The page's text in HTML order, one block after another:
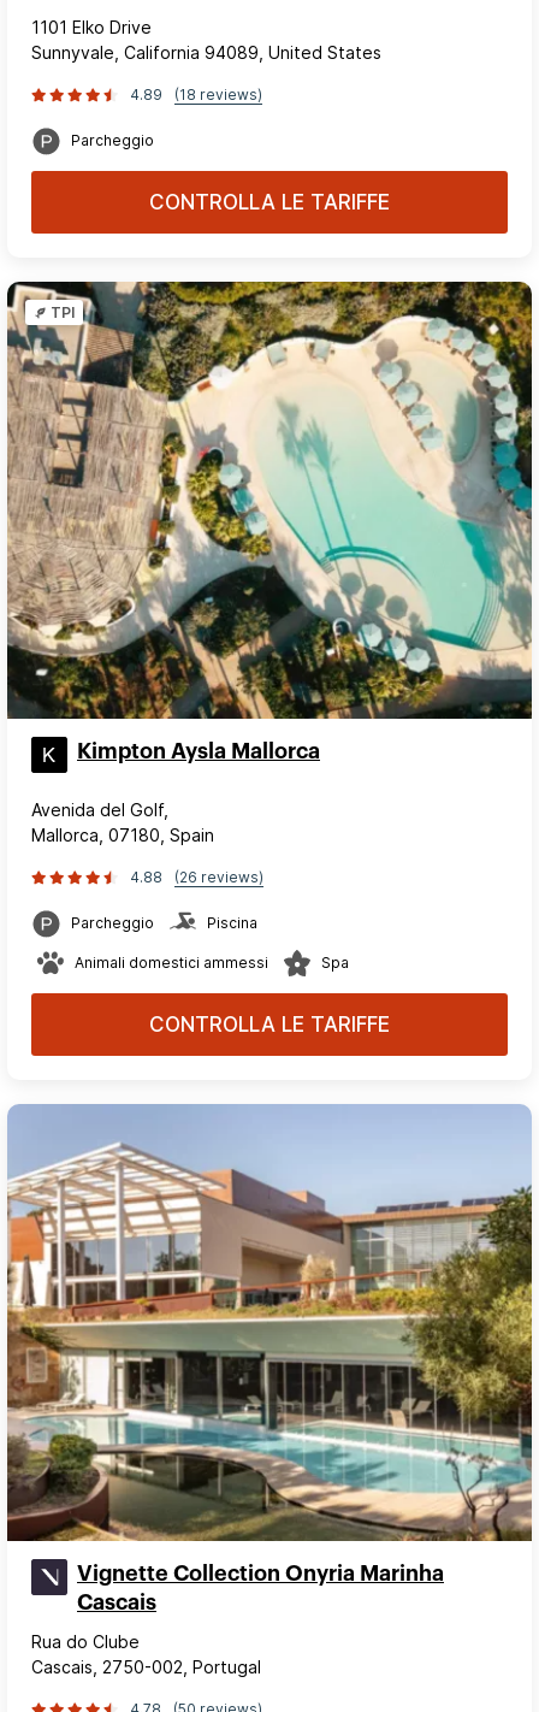
1101 Elko Drive
Sunnyvale, California 94089, United States
4.89 (18 reviews)
Parcheggio
CONTROLLA LE TARIFFE
TPI
Kimpton Aysla Mallorca
Avenida del Golf,
Mallorca, 07180, Spain
4.88 (26 reviews)
Parcheggio Piscina
Animali domestici ammessi Spa
CONTROLLA LE TARIFFE
Vignette Collection Onyria Marinha
Cascais
Rua do Clube
Cascais, 2750-002, Portugal